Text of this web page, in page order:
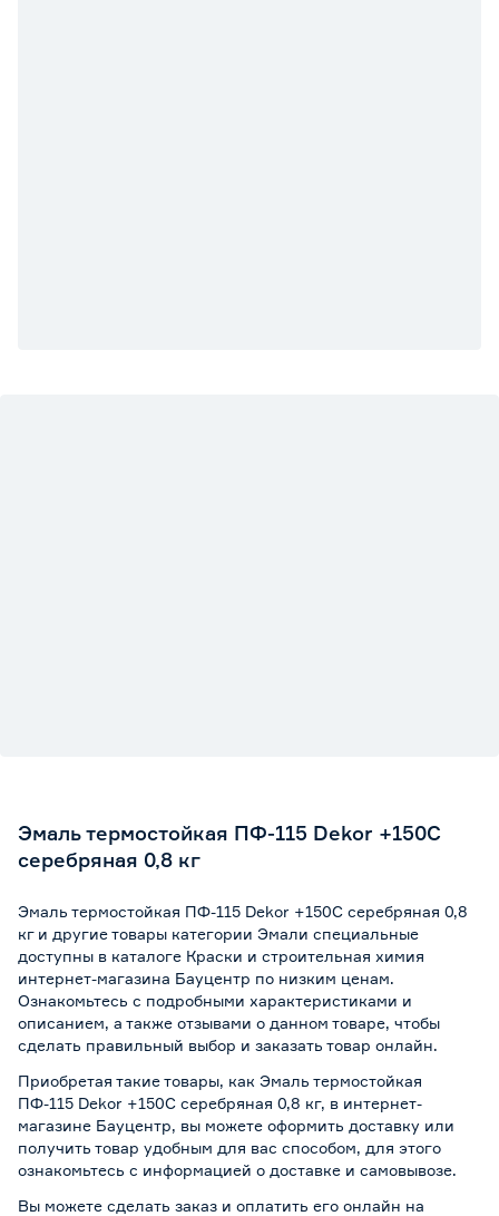
Эмаль термостойкая ПФ-115 Dekor +150C
серебряная 0,8 кг
Эмаль термостойкая ПФ-115 Dekor +150C серебряная 0,8
кг и другие товары категории Эмали специальные
доступны в каталоге Краски и строительная химия
интернет-магазина Бауцентр по низким ценам.
Ознакомьтесь с подробными характеристиками и
описанием, а также отзывами о данном товаре, чтобы
сделать правильный выбор и заказать товар онлайн.
Приобретая такие товары, как Эмаль термостойкая
ПФ-115 Dekor +150C серебряная 0,8 кг, в интернет-
магазине Бауцентр, вы можете оформить доставку или
получить товар удобным для вас способом, для этого
ознакомьтесь с информацией о доставке и самовывозе.
Вы можете сделать заказ и оплатить его онлайн на